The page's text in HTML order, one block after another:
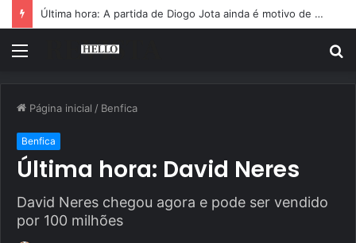
Última hora: A partida de Diogo Jota ainda é motivo de choro
Menu
Página inicial / Benfica
Benfica
Última hora: David Neres
David Neres chegou agora e pode ser vendido
por 100 milhões